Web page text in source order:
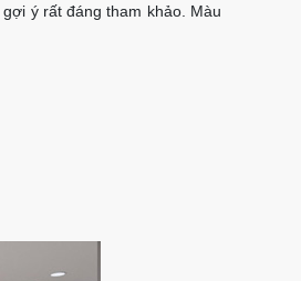
ý rất đáng tham khảo. Màu